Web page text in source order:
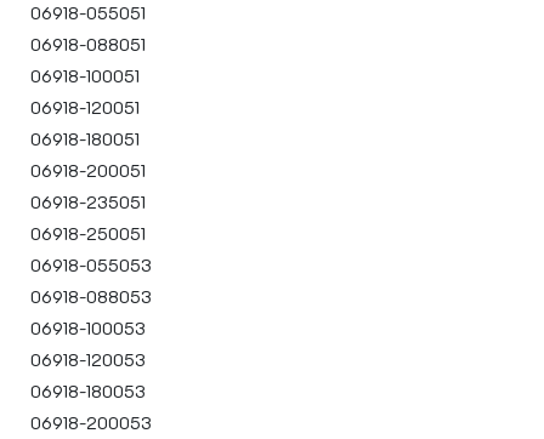
06918-055051
06918-088051
06918-100051
06918-120051
06918-180051
06918-200051
06918-235051
06918-250051
06918-055053
06918-088053
06918-100053
06918-120053
06918-180053
06918-200053